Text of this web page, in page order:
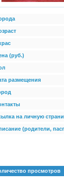
(руб.)
размещения
на личную
(родители,
просмотров